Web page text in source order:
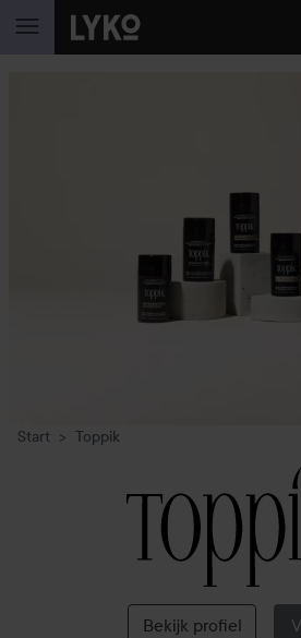
GA NAAR INHOUD
Start Toppik
Bekijk profiel